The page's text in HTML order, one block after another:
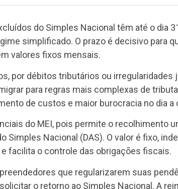
do Simples Nacional têm até o dia
simplificado. O prazo é decisivo para
valores fixos mensais.
por débitos tributários ou irregularidades
para regras mais complexas de
de custos e maior burocracia no dia a
do MEI, pois permite o recolhimento
Simples Nacional (DAS). O valor é fixo,
facilita o controle das obrigações fiscais.
que regularizarem suas
o retorno ao Simples Nacional. A